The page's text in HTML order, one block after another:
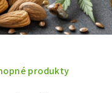
produkty